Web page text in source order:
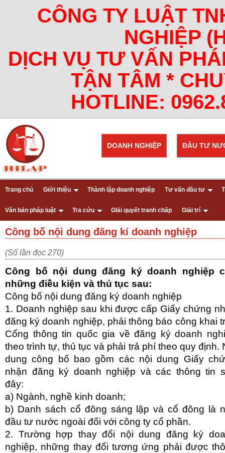
CÔNG TY LUẬT
NGHIỆP
DỊCH VỤ TƯ VẤN
TẬN TÂM *
HOTLINE:
ĐẦU TƯ
DOANH NGHIỆP
Trang chủ Giới thiệu Thành lập doanh nghiệp Tư vấn đầu tư
Văn bản pháp luật Tra cứu GIải quyết tranh chấp Giải trí
Công bố nội dung đăng kí doanh nghiệp
(Số lần đọc 270)
Công bố nội dung đăng ký doanh nghiệp
những điều kiện và thủ tục sau:
Công bố nội dung đăng ký doanh nghiệp
1. Doanh nghiệp sau khi được cấp Giấy chứng
đăng ký doanh nghiệp, phải thông báo công khai
Cổng thông tin quốc gia về đăng ký doanh
theo trình tự, thủ tục và phải trả phí theo quy định.
dung công bố bao gồm các nội dung Giấy
nhận đăng ký doanh nghiệp và các thông tin
đây:
a) Ngành, nghề kinh doanh;
b) Danh sách cổ đông sáng lập và cổ đông là
đầu tư nước ngoài đối với công ty cổ phần.
2. Trường hợp thay đổi nội dung đăng ký
nghiệp, những thay đổi tương ứng phải được